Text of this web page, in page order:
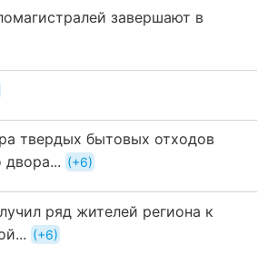
завершают в
твердых бытовых отходов
двора...
+6
ряд жителей региона к
+6